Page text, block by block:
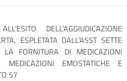
DELL’AGGIUDICAZIONE
ESPLETATA DALL’ASST SETTE
LA FORNITURA DI MEDICAZIONI
EMOSTATICHE E
57